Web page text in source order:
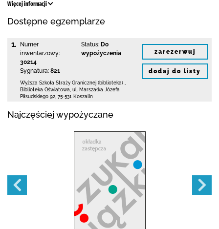
Więcej informacji
Dostępne egzemplarze
1.
Numer
inwentarzowy:
30214
Sygnatura: 821
Status: Do
wypożyczenia
Wyższa Szkoła Straży Granicznej (biblioteka)
Biblioteka Oświatowa, ul. Marszałka Józefa
Piłsudskiego 92 75-531 Koszalin
zarezerwuj
dodaj do listy
Najczęściej wypożyczane